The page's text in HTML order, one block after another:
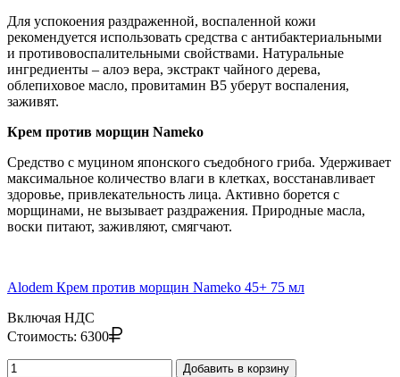
Для успокоения раздраженной, воспаленной кожи
рекомендуется использовать средства с антибактериальными
и противовоспалительными свойствами. Натуральные
ингредиенты – алоэ вера, экстракт чайного дерева,
облепиховое масло, провитамин В5 уберут воспаления,
заживят.
Крем против морщин Nameko
Средство с муцином японского съедобного гриба. Удерживает
максимальное количество влаги в клетках, восстанавливает
здоровье, привлекательность лица. Активно борется с
морщинами, не вызывает раздражения. Природные масла,
воски питают, заживляют, смягчают.
Alodem Крем против морщин Nameko 45+ 75 мл
Включая НДС
Стоимость: 6300
Добавить в корзину